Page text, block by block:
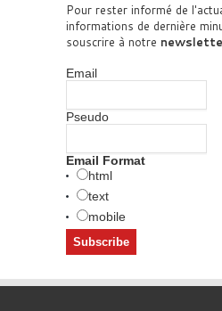
Pour rester informé de
informations de dernière
souscrire à notre
Email
Pseudo
Email Format
html
text
mobile